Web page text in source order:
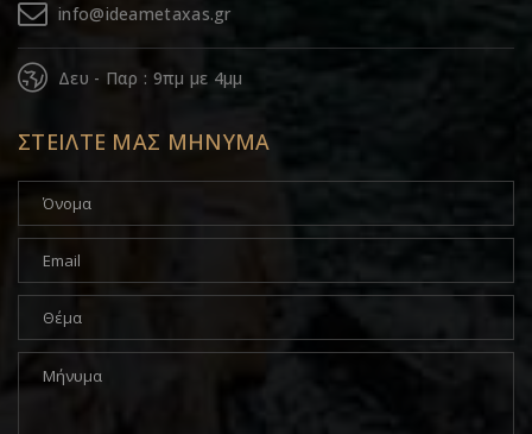
info@ideametaxas.gr
Δευ - Παρ : 9πμ με 4μμ
ΣΤΕΙΛΤΕ ΜΑΣ ΜΗΝΥΜΑ